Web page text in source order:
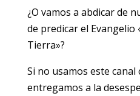
¿O vamos a abdicar de
de predicar el Evangelio
Tierra»?
Si no usamos este
entregamos a la